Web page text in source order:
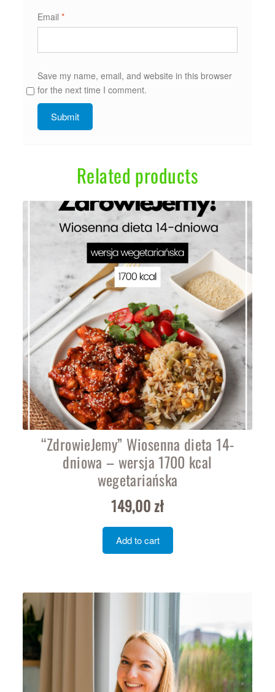
Email*
Save my name, email, and website in this browser
for the next time I comment.
Related products
“ZdrowieJemy” Wiosenna dieta 14-
dniowa – wersja 1700 kcal
wegetariańska
149,00zł
Add to cart